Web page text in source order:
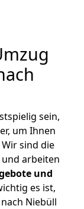
sein,
um Ihnen
sind die
und arbeiten
und
es ist,
Niebüll